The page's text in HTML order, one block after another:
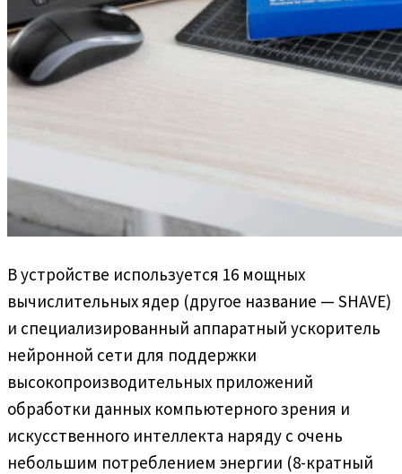
В устройстве используется 16 мощных
вычислительных ядер (другое название — SHAVE)
и специализированный аппаратный ускоритель
нейронной сети для поддержки
высокопроизводительных приложений
обработки данных компьютерного зрения и
искусственного интеллекта наряду с очень
небольшим потреблением энергии (8-кратный